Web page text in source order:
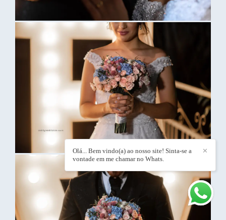
✕
Olá... Bem vindo(a) ao nosso site! Sinta-se a
vontade em me chamar no Whats.